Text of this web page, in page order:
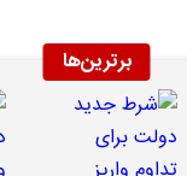
برترین‌ها